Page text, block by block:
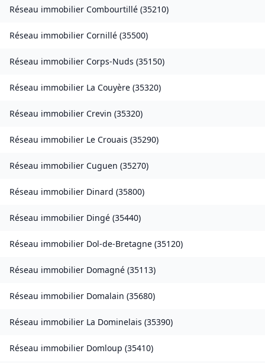
Réseau immobilier Combourtillé (35210)
Réseau immobilier Cornillé (35500)
Réseau immobilier Corps-Nuds (35150)
Réseau immobilier La Couyère (35320)
Réseau immobilier Crevin (35320)
Réseau immobilier Le Crouais (35290)
Réseau immobilier Cuguen (35270)
Réseau immobilier Dinard (35800)
Réseau immobilier Dingé (35440)
Réseau immobilier Dol-de-Bretagne (35120)
Réseau immobilier Domagné (35113)
Réseau immobilier Domalain (35680)
Réseau immobilier La Dominelais (35390)
Réseau immobilier Domloup (35410)